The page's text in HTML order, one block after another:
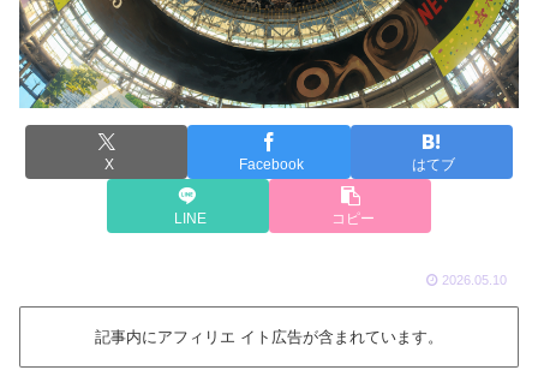
X Facebook はてブ
LINE コピー
2026.05.10
記事内にアフィリエ イト広告が含まれています。